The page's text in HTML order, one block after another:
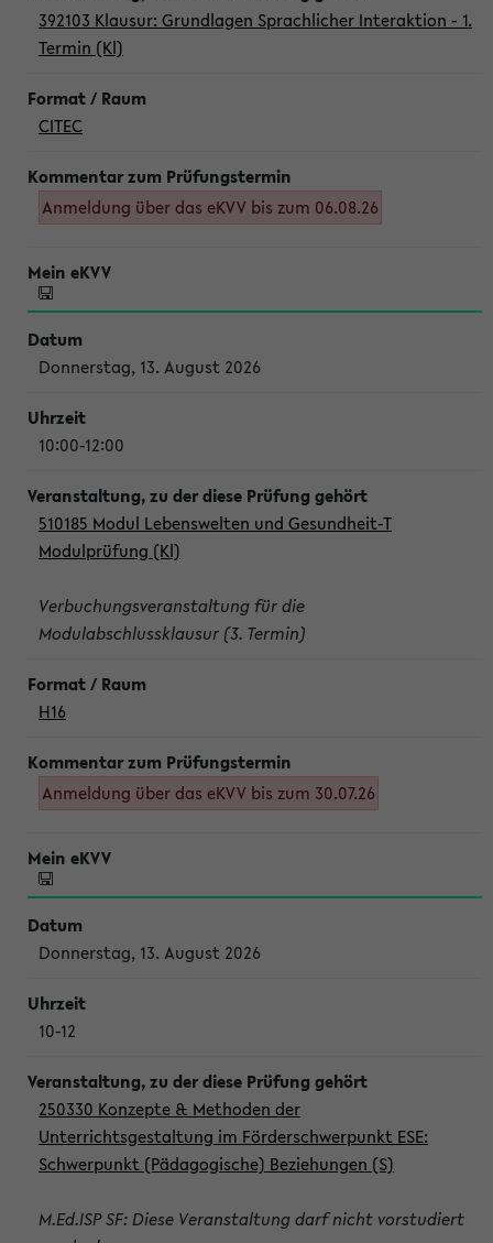
392103 Klausur: Grundlagen Sprachlicher Interaktion - 1.
Termin (Kl)
CITEC
Anmeldung über das eKVV bis zum 06.08.26
Donnerstag, 13. August 2026
10:00-12:00
510185 Modul Lebenswelten und Gesundheit-T
Modulprüfung (Kl)
Verbuchungsveranstaltung für die
Modulabschlussklausur (3. Termin)
H16
Anmeldung über das eKVV bis zum 30.07.26
Donnerstag, 13. August 2026
10-12
250330 Konzepte & Methoden der
Unterrichtsgestaltung im Förderschwerpunkt ESE:
Schwerpunkt (Pädagogische) Beziehungen (S)
M.Ed.ISP SF: Diese Veranstaltung darf nicht vorstudiert